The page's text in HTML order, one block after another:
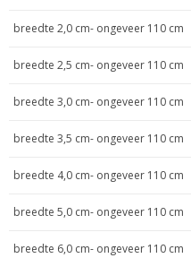
breedte 2,0 cm- ongeveer 110 cm
breedte 2,5 cm- ongeveer 110 cm
breedte 3,0 cm- ongeveer 110 cm
breedte 3,5 cm- ongeveer 110 cm
breedte 4,0 cm- ongeveer 110 cm
breedte 5,0 cm- ongeveer 110 cm
breedte 6,0 cm- ongeveer 110 cm